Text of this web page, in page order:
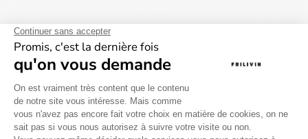
Avis des clients
0 Avis 0 Des questions